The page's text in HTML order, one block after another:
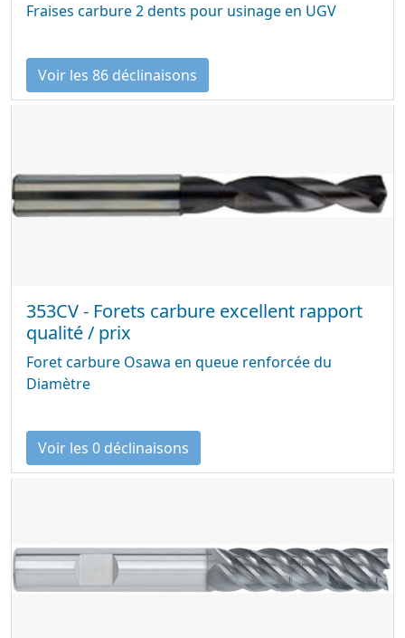
Fraises carbure 2 dents pour usinage en UGV
Voir les 86 déclinaisons
353CV - Forets carbure excellent rapport
qualité / prix
Foret carbure Osawa en queue renforcée du
Diamètre
Voir les 0 déclinaisons